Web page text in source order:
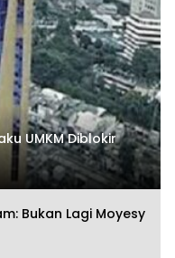
UMKM Diblokir
Bukan Lagi Moyesy